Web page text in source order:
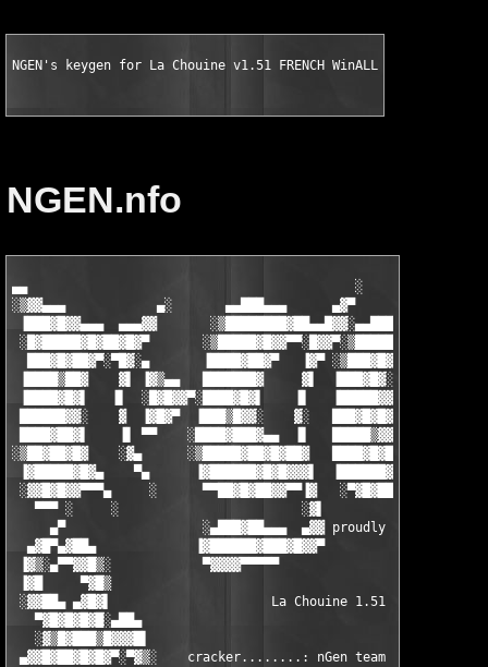
NGEN's keygen for La Chouine v1.51 FRENCH WinALL
NGEN.nfo
▄▄                                           ░
░▒▓▓▄▄▄            ▄░       ▄▄███▄▄▄      ▄▓▀               ▄
▐███▓█▓▓▄▄▄  ▄▄▄▓▓       ░▒████████▓██▄▄█▓▓░▄▄█████▄▄▄
░█▓█████▓█▓██▓█▓▀       ░▒█████▓█▓▓▀▀░█▓▓▀░▒██████▓██▓██▓▓░
███▓█▓██▓▀░▀█▓░▄       ▐████▓██▓▀   ▐▓▀ ░▒███▓█▓▀▀ ░▀▀▓▀
▐████▒██▓    ▓▌ ▐▓▒▄▄   ███████▓     ▓▌  ▐███▓█▓░    ░▓▌
▐████▓█▓▌   ▐▌  ░█▓█▓▓▀░████▓█▓▌    ▐▌   ▐█████▓▓▄  ▄▓▀
██████▓▓░    ▓  ▐▓█▓▀  ▐███▒█▓▓░    ▓░   ███▓█▓█▓▀██▀▀
████▓██▓▌    ▐▌ ▀▀    ░████▓███▓▄▄  ▐▌   █████▒▓▓▌   ░▄
░▒██▓██▓█▓    ░▓▄      ░▒█████▓██▓█▓██▓   ████▓█▓█▓▄   ▄▓▄
▐▓█████▓█▓▄    ▀▄      ▐▓██████▓█▓█▓▓▓▌  ▐██████▓█▓██▓▓▓▓▌
░▓▓█▓█▓▓▀▀▀▄     ░      ▀▀██▓█▓██▓▓▀▀▐▓   ░▀▓█▓██▓▓▓▀▀▀▀
▀▀▀ ░     ░                        ░▓▌
▄▀                  ░▄███▓██▄▄▄  ▄▓▓ proudly presents...
▄▓█▀▄▓██▄             ▐▓██████▓███▓█▓▓▀
▐▓▒░▄▀▀▓▓█▒░            ▀▓▓▓▓▀▀▀▀▀
▐▓█     ▀▓█▒
░▓▓██▄ ▄▓█▓▌                     La Chouine 1.51
▀▓█▓█▓█▓█░▄██▄
░▓▒█▓███▒█▓▓▓█▌
▄▓▓█▓██▓█▓█▓▀░▀▓▒░    cracker........: nGen team